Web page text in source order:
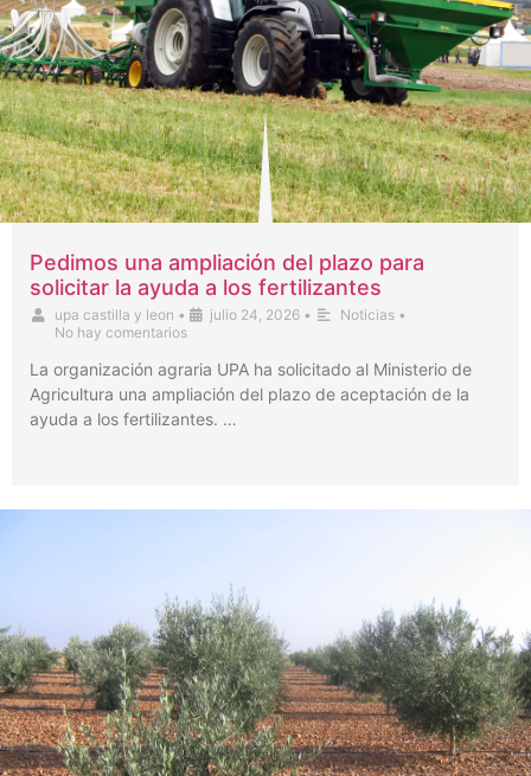
Pedimos una ampliación del plazo para
solicitar la ayuda a los fertilizantes
upa castilla y leon • julio 24, 2026 • Noticias •
No hay comentarios
La organización agraria UPA ha solicitado al Ministerio de
Agricultura una ampliación del plazo de aceptación de la
ayuda a los fertilizantes. …